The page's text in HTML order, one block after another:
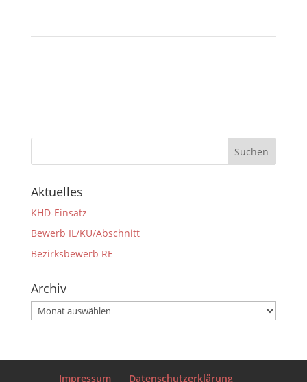
Aktuelles
KHD-Einsatz
Bewerb IL/KU/Abschnitt
Bezirksbewerb RE
Archiv
Archiv
Impressum Datenschutzerklärung